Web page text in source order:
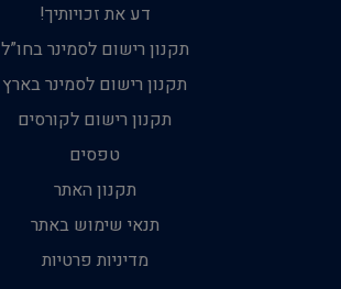
דע את זכויותיך!
תקנון רישום לסמינר בחו”ל
תקנון רישום לסמינר בארץ
תקנון רישום לקורסים
טפסים
תקנון האתר
תנאי שימוש באתר
מדיניות פרטיות